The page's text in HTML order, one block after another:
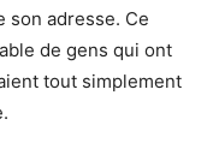
son adresse. Ce
de gens qui ont
tout simplement